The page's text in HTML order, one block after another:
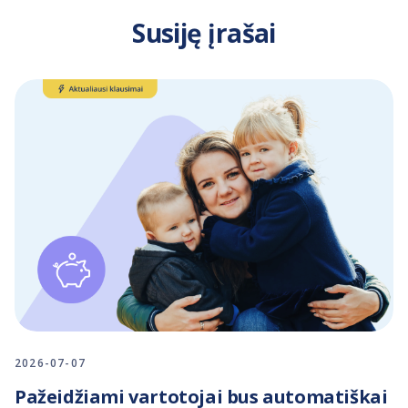
Susiję įrašai
2026-07-07
Pažeidžiami vartotojai bus automatiškai